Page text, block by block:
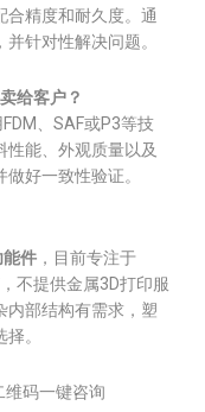
合精度和耐久度。通
针对性解决问题。
给客户？
、SAF或P3等技
能、外观质量以及
好一致性验证。
能件 ，目前专注于
不提供金属3D打印服
内部结构有需求，塑
。
维码一键咨询